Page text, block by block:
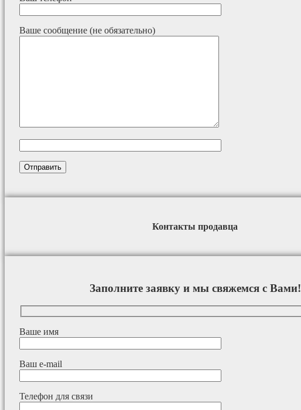
Ваше сообщение (не обязательно)
Контакты продавца
Заполните заявку и мы свяжемся с Вами!
Ваше имя
Ваш e-mail
Телефон для связи